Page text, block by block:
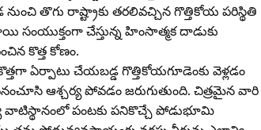
నుంచి తొగు రాష్ట్రాకు తరలివచ్చిన గొత్తికోయ పరిస్థితి
సంయుక్తంగా చేస్తున్న హింసాత్మక దాడుకు
కొత్త కోణం.
ఏర్పాటు చేయబడ్డ గొత్తికోయగూడెంకు వెళ్లడం
ఆశ్చర్య పోవడం జరుగుతుంది. చిత్రమైన వారి
వాటిస్థానంలో పంటకు పనికొచ్చే పోడుభూమి